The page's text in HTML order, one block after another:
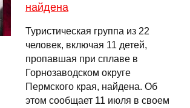
найдена
Туристическая группа из 22
человек, включая 11 детей,
пропавшая при сплаве в
Горнозаводском округе
Пермского края, найдена. Об
этом сообщает 11 июля в своем